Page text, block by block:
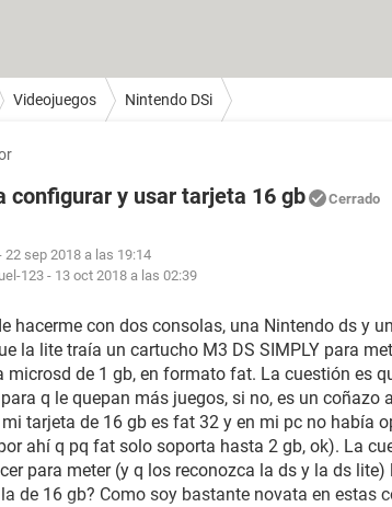
Videojuegos Nintendo DSi
configurar y usar tarjeta 16 gb Cerrado
22 sep 2018 a las 19:14
123 - 13 oct 2018 a las 02:39
hacerme con dos consolas, una Nintendo ds y
la lite traía un cartucho M3 DS SIMPLY para
microsd de 1 gb, en formato fat. La cuestión es
q le quepan más juegos, si no, es un coñazo
tarjeta de 16 gb es fat 32 y en mi pc no había
ahí q pq fat solo soporta hasta 2 gb, ok). La
para meter (y q los reconozca la ds y la ds lite)
de 16 gb? Como soy bastante novata en estas